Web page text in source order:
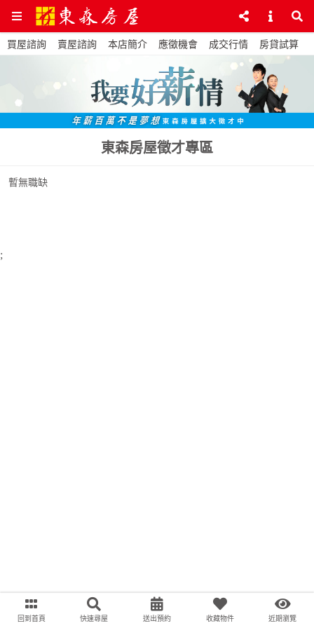
買屋諮詢 賣屋諮詢 本店簡介 應徵機會 成交行情 房貸試算
東森房屋徵才專區
暫無職缺
回到首頁 快速尋屋 送出預約 收藏物件 近期瀏覽
;